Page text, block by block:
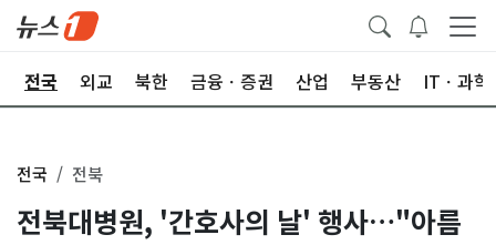
전국 외교 북한 금융ㆍ증권 산업 부동산 ITㆍ과학
전국 전북
전북대병원, '간호사의 날' 행사…"아름